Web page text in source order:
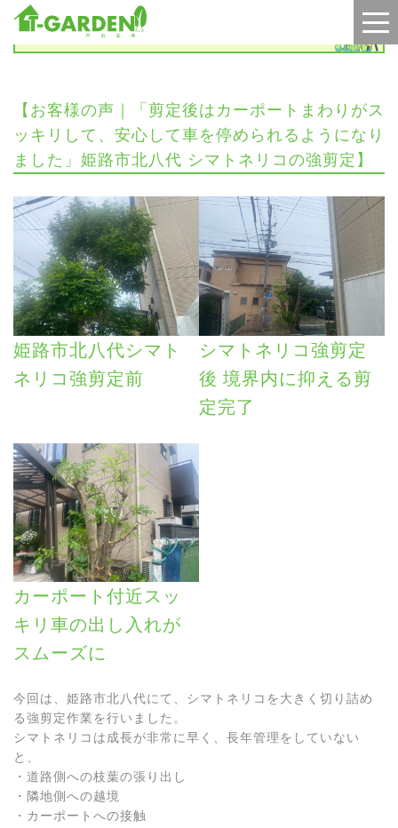
施工実績
【お客様の声｜「剪定後はカーポートまわりがス
ッキリして、安心して車を停められるようになり
ました」姫路市北八代 シマトネリコの強剪定】
姫路市北八代シマト
ネリコ強剪定前
シマトネリコ強剪定
後 境界内に抑える剪
定完了
カーポート付近スッ
キリ車の出し入れが
スムーズに
今回は、姫路市北八代にて、シマトネリコを大きく切り詰め
る強剪定作業を行いました。
シマトネリコは成長が非常に早く、長年管理をしていない
と、
・道路側への枝葉の張り出し
・隣地側への越境
・カーポートへの接触